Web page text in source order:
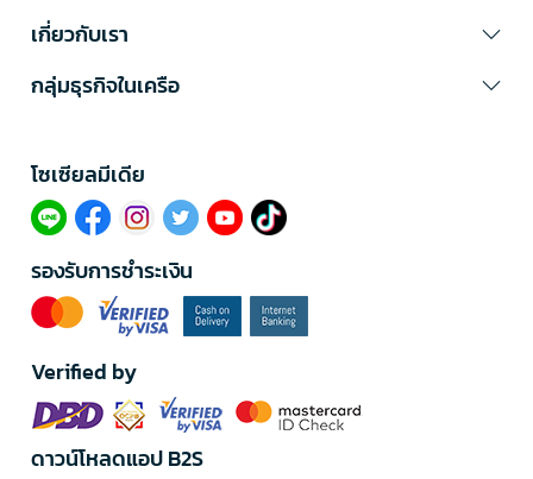
เกี่ยวกับเรา
กลุ่มธุรกิจในเครือ
โซเซียลมีเดีย​
รองรับการชำระเงิน
Verified by
ดาวน์โหลดแอป B2S